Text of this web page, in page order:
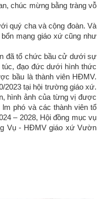
chúc mừng bằng tràng vỗ
quý cha và cộng đoàn. Và
mạng giáo xứ cũng như
đã tổ chức bầu cử dưới sự
đạo đức dưới hình thức
bầu là thành viên HĐMV.
2023 tại hội trường giáo xứ.
hình ảnh của từng vị được
phó và các thành viên tổ
– 2028, Hội đồng mục vụ
Vụ - HĐMV giáo xứ Vườn